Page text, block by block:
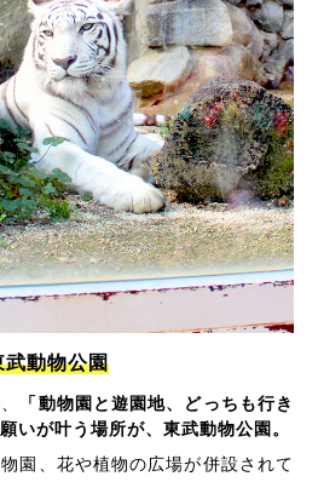
武動物公園
「動物園と遊園地、どっちも行き
いが叶う場所が、東武動物公園。
園、花や植物の広場が併設されて